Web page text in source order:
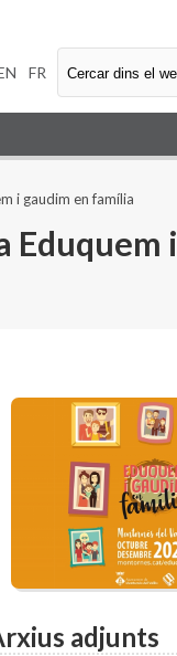
FR
i gaudim en família
Eduquem i
adjunts